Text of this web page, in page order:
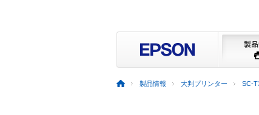
製品情報 大判プリンター SC-